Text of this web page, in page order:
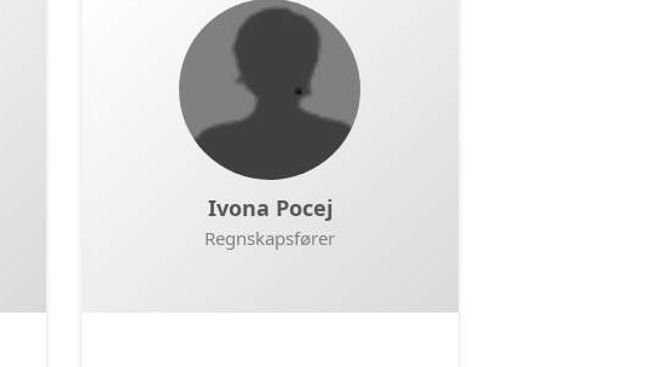
INNMELDING
Ivona Pocej
Regnskapsfører